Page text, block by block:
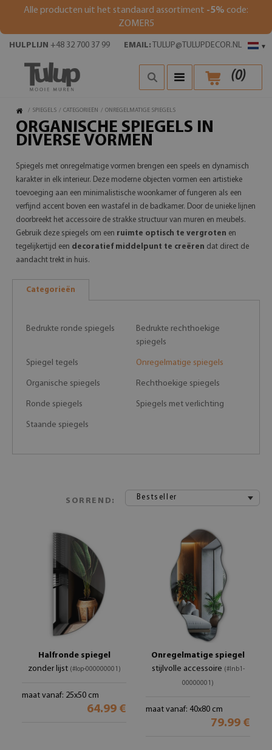
Alle producten uit het standaard assortiment -5% code:
ZOMER5
▾
HULPLIJN +48 32 700 37 99 EMAIL: TULUP@TULUPDECOR.NL
(0)
/ SPIEGELS / CATEGORIEËN / ONREGELMATIGE SPIEGELS
ORGANISCHE SPIEGELS IN
DIVERSE VORMEN
Spiegels met onregelmatige vormen brengen een speels en dynamisch
karakter in elk interieur. Deze moderne objecten vormen een artistieke
toevoeging aan een minimalistische woonkamer of fungeren als een
verfijnd accent boven een wastafel in de badkamer. Door de unieke lijnen
doorbreekt het accessoire de strakke structuur van muren en meubels.
Gebruik deze spiegels om een ruimte optisch te vergroten en
tegelijkertijd een decoratief middelpunt te creëren dat direct de
aandacht trekt in huis.
Categorieën
Bedrukte ronde spiegels
Bedrukte rechthoekige
spiegels
Spiegel tegels Onregelmatige spiegels
Organische spiegels Rechthoekige spiegels
Ronde spiegels Spiegels met verlichting
Staande spiegels
SORREND: Bestseller
Halfronde spiegel
zonder lijst (#lop-000000001)
maat vanaf: 25x50 cm
64.99 €
Onregelmatige spiegel
stijlvolle accessoire (#lnb1-
00000001)
maat vanaf: 40x80 cm
79.99 €